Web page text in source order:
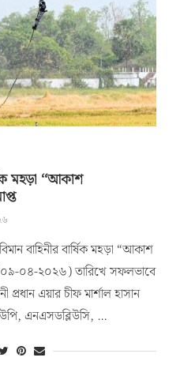
মহড়া ‘‘আকাশ
বাহিনীর বার্ষিক মহড়া “আকাশ
০৪-২০২৬) তারিখে সফলভাবে
প্রধান এয়ার চীফ মার্শাল হাসান
এনএসডব্লিউসি, …